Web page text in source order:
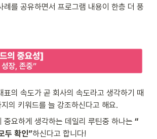
례를 공유하면서 프로그램 내용이 한층 더 풍
표의 속도가 곧 회사의 속도라고 생각하기 때
의 키워드를 늘 강조하신다고 해요.
중요하게 생각하는 데일리 루틴중 하나는 “
두 확인”하신다고 합니다!